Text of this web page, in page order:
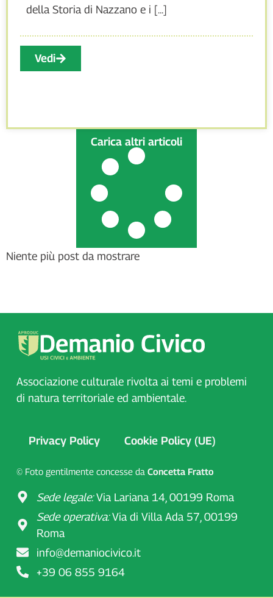
della Storia di Nazzano e i [...]
Vedi
Carica altri articoli
Niente più post da mostrare
Associazione culturale rivolta ai temi e problemi
di natura territoriale ed ambientale.
Privacy Policy Cookie Policy (UE)
© Foto gentilmente concesse da Concetta Fratto
Sede legale:Via Lariana 14, 00199 Roma
Sede operativa:Via di Villa Ada 57, 00199
Roma
info@demaniocivico.it
+39 06 855 9164